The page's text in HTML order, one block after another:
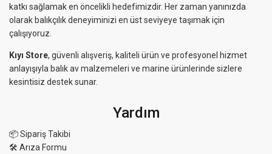
katkı sağlamak en öncelikli hedefimizdir. Her zaman yanınızda
olarak balıkçılık deneyiminizi en üst seviyeye taşımak için
çalışıyoruz.
Kıyı Store, güvenli alışveriş, kaliteli ürün ve profesyonel hizmet
anlayışıyla balık av malzemeleri ve marine ürünlerinde sizlere
kesintisiz destek sunar.
Yardım
📦 Sipariş Takibi
🛠 Arıza Formu